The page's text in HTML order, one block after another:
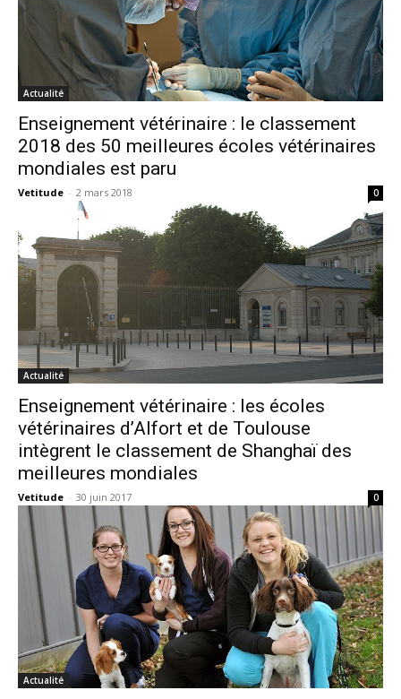
Actualité
Enseignement vétérinaire : le classement
2018 des 50 meilleures écoles vétérinaires
mondiales est paru
Vetitude - 2 mars 2018 0
Actualité
Enseignement vétérinaire : les écoles
vétérinaires d’Alfort et de Toulouse
intègrent le classement de Shanghaï des
meilleures mondiales
Vetitude - 30 juin 2017 0
Actualité